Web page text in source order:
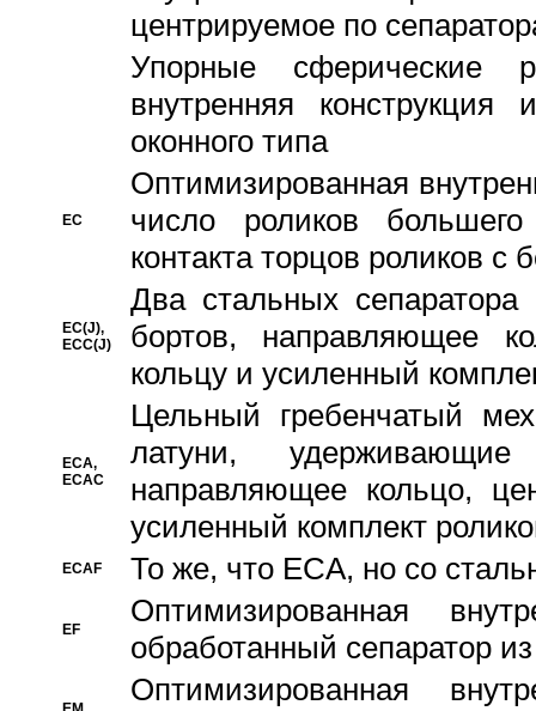
центрируемое по
Упорные сферические
внутренняя
оконного типа
EC
Oптимизированная
число роликов
контакта торцов роликов с
EC(J),
ECC(J)
Два стальных сепаратора
бортов, направляющее
кольцу и усиленный
ECA,
ECAC
Цельный гребенчатый
латуни,
направляющее кольцо,
усиленный комплект
ECAF То же, что ECA, но со
EF
Оптимизированная
обработанный сепаратор
Оптимизированная